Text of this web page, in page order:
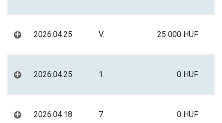
+ 2026.04.25 V. 25 000 HUF
+ 2026.04.25 1. 0 HUF
+ 2026.04.18 7. 0 HUF